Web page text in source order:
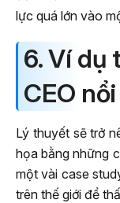
lực quá lớn vào
6. Ví dụ
CEO
Lý thuyết sẽ trở
họa bằng những
một vài case
trên thế giới để